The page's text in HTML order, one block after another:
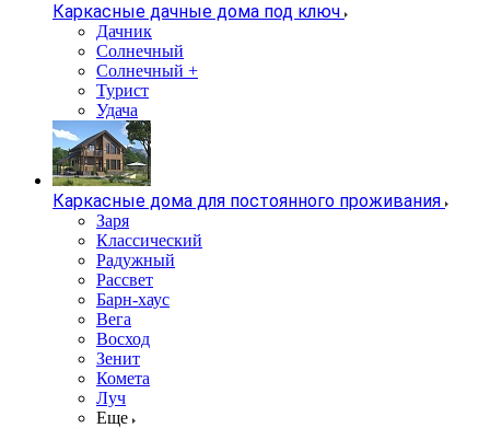
Каркасные дачные дома под ключ
Дачник
Солнечный
Солнечный +
Турист
Удача
Каркасные дома для постоянного проживания
Заря
Классический
Радужный
Рассвет
Барн-хаус
Вега
Восход
Зенит
Комета
Луч
Еще